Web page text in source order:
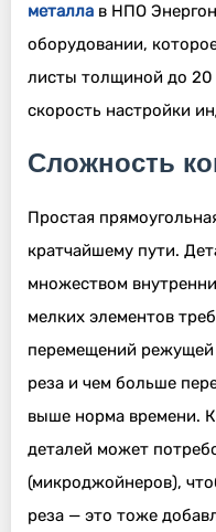
металла в НПО
оборудовании,
листы толщиной до 20
скорость настройки
Сложность
Простая
кратчайшему пути.
множеством
мелких элементов
перемещений
реза и чем больше
выше норма времени.
деталей может
(микроджойнеров),
реза — это тоже